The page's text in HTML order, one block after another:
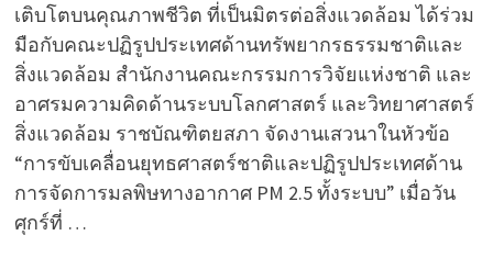
เติบโตบนคุณภาพชีวิต ที่เป็นมิตรต่อสิ่งแวดล้อม ได้ร่วม
มือกับคณะปฏิรูปประเทศด้านทรัพยากรธรรมชาติและ
สิ่งแวดล้อม สำนักงานคณะกรรมการวิจัยแห่งชาติ และ
อาศรมความคิดด้านระบบโลกศาสตร์ และวิทยาศาสตร์
สิ่งแวดล้อม ราชบัณฑิตยสภา จัดงานเสวนาในหัวข้อ
“การขับเคลื่อนยุทธศาสตร์ชาติและปฏิรูปประเทศด้าน
การจัดการมลพิษทางอากาศ PM 2.5 ทั้งระบบ” เมื่อวัน
ศุกร์ที่ …